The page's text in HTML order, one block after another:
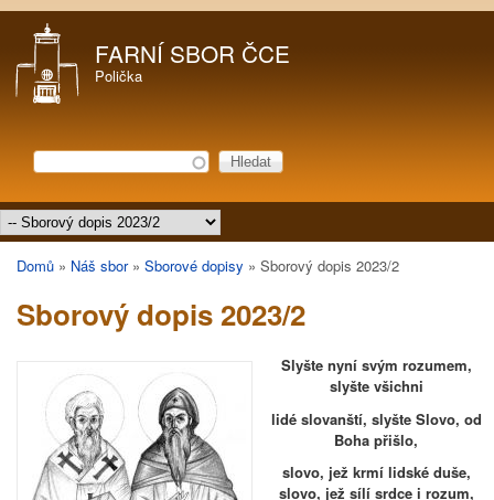
FARNÍ SBOR ČCE
Polička
Vyhledávání
Hledat
Hlavní menu
Jste zde
Domů » Náš sbor» Sborové dopisy » Sborový dopis 2023/2
Sborový dopis 2023/2
Slyšte nyní svým rozumem,
slyšte všichni
lidé slovanští, slyšte Slovo, od
Boha přišlo,
slovo, jež krmí lidské duše,
slovo, jež sílí srdce i rozum,